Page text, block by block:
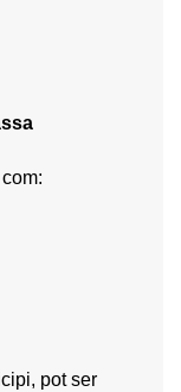
pot ser